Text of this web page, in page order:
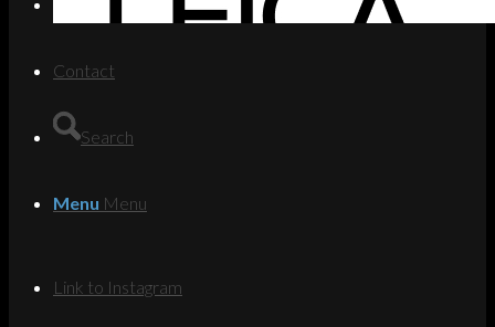
Contact
Search
Menu Menu
Link to Instagram